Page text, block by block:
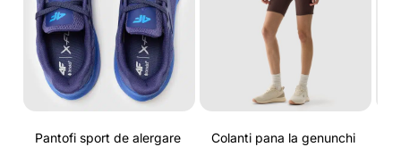
Pantofi sport de alergare
Colanti pana la genunchi